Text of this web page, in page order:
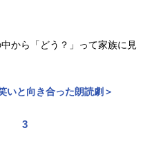
から「どう？」って家族に見
いと向き合った朗読劇＞
3